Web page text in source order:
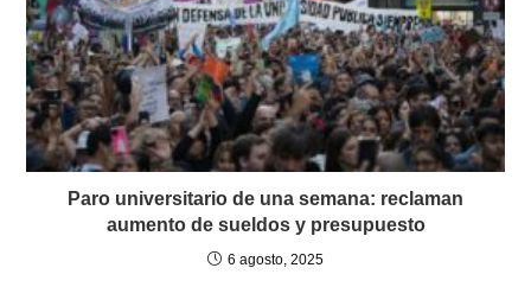
Paro universitario de una semana: reclaman
aumento de sueldos y presupuesto
6 agosto, 2025